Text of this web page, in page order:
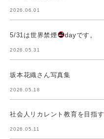
2026.06.01
5/31は世界禁煙 dayです。
2026.05.31
坂本花織さん写真集
2026.05.18
社会人リカレント教育を目指す
2026.05.11